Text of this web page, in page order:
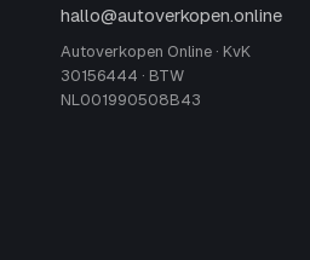
hallo@autoverkopen.online
Autoverkopen Online · KvK
30156444 · BTW
NL001990508B43